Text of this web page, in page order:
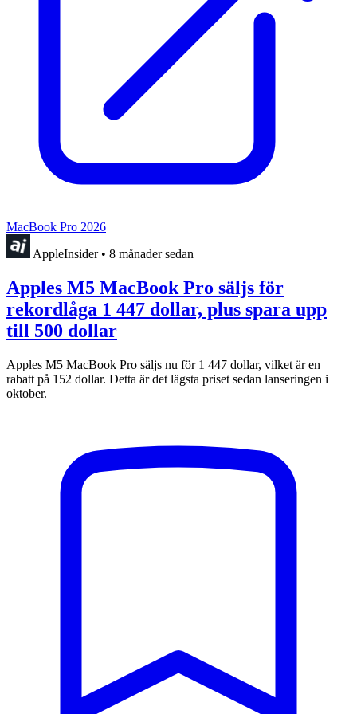
MacBook Pro 2026
AppleInsider • 8 månader sedan
Apples M5 MacBook Pro säljs för
rekordlåga 1 447 dollar, plus spara upp
till 500 dollar
Apples M5 MacBook Pro säljs nu för 1 447 dollar, vilket är en
rabatt på 152 dollar. Detta är det lägsta priset sedan lanseringen i
oktober.